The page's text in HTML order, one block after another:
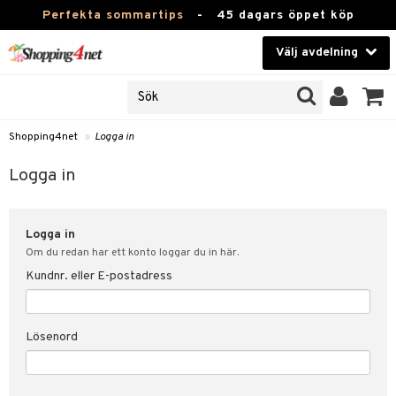
Perfekta sommartips - 45 dagars öppet köp
Välj avdelning
Kontaktlinser
Hälsokost
Fitness
Hem & Inredning
Leksaker, Barn & Baby
Varumärken
Shopping4net » Logga in
Logga in
Logga in
Om du redan har ett konto loggar du in här.
Kundnr. eller E-postadress
Lösenord
svar